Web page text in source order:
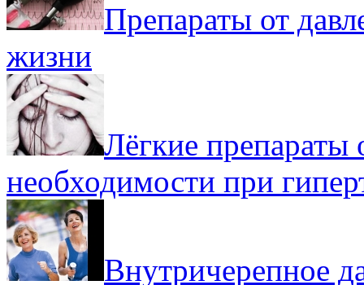
Препараты от
жизни
Лёгкие препараты
необходимости при
Внутричерепное